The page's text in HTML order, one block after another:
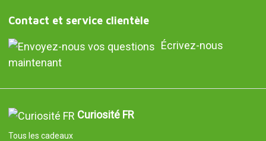
Contact et service clientèle
Écrivez-nous
maintenant
Curiosité FR
Tous les cadeaux